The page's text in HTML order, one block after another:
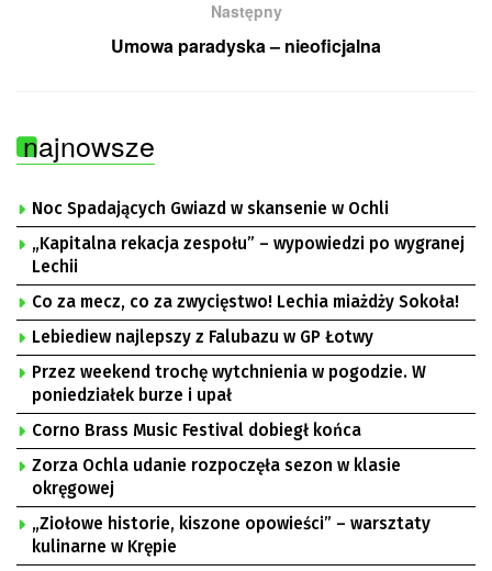
Następny
Umowa paradyska – nieoficjalna
najnowsze
Noc Spadających Gwiazd w skansenie w Ochli
„Kapitalna rekacja zespołu” – wypowiedzi po wygranej
Lechii
Co za mecz, co za zwycięstwo! Lechia miażdży Sokoła!
Lebiediew najlepszy z Falubazu w GP Łotwy
Przez weekend trochę wytchnienia w pogodzie. W
poniedziałek burze i upał
Corno Brass Music Festival dobiegł końca
Zorza Ochla udanie rozpoczęła sezon w klasie
okręgowej
„Ziołowe historie, kiszone opowieści” – warsztaty
kulinarne w Krępie